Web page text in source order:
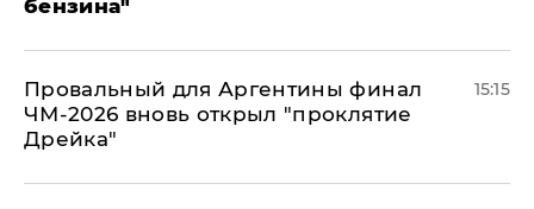
бензина"
Провальный для Аргентины финал
ЧМ-2026 вновь открыл "проклятие
Дрейка"
15:15